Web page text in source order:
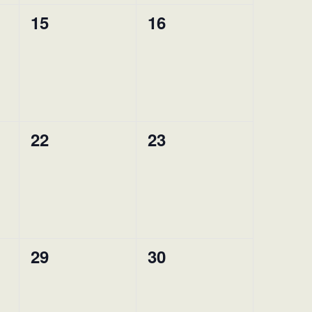
0
Veranstaltungen,
15
0
Veranstaltungen,
16
0
Veranstaltungen,
22
0
Veranstaltungen,
23
0
Veranstaltungen,
29
0
Veranstaltungen,
30